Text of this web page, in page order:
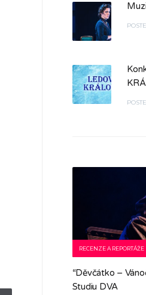
RECENZE A REPORTÁŽE
“Děvčátko –
Studiu DVA